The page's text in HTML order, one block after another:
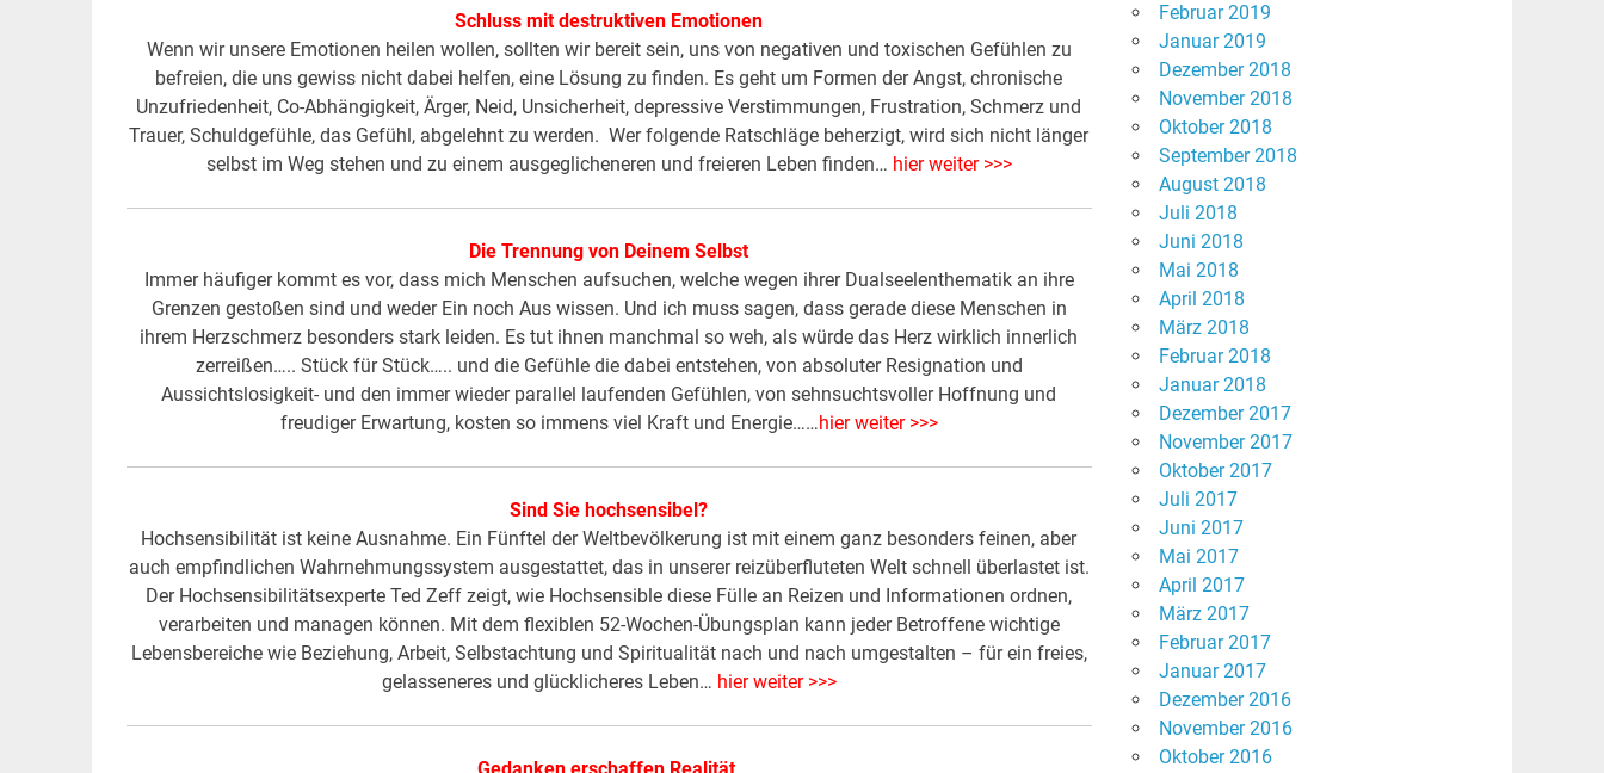
Schluss mit destruktiven Emotionen
Wenn wir unsere Emotionen heilen wollen, sollten wir bereit sein, uns von negativen und toxischen Gefühlen zu
befreien, die uns gewiss nicht dabei helfen, eine Lösung zu finden. Es geht um Formen der Angst, chronische
Unzufriedenheit, Co-Abhängigkeit, Ärger, Neid, Unsicherheit, depressive Verstimmungen, Frustration, Schmerz und
Trauer, Schuldgefühle, das Gefühl, abgelehnt zu werden. Wer folgende Ratschläge beherzigt, wird sich nicht länger
selbst im Weg stehen und zu einem ausgeglicheneren und freieren Leben finden… hier weiter >>>
Die Trennung von Deinem Selbst
Immer häufiger kommt es vor, dass mich Menschen aufsuchen, welche wegen ihrer Dualseelenthematik an ihre
Grenzen gestoßen sind und weder Ein noch Aus wissen. Und ich muss sagen, dass gerade diese Menschen in
ihrem Herzschmerz besonders stark leiden. Es tut ihnen manchmal so weh, als würde das Herz wirklich innerlich
zerreißen….. Stück für Stück….. und die Gefühle die dabei entstehen, von absoluter Resignation und
Aussichtslosigkeit- und den immer wieder parallel laufenden Gefühlen, von sehnsuchtsvoller Hoffnung und
freudiger Erwartung, kosten so immens viel Kraft und Energie……hier weiter >>>
Sind Sie hochsensibel?
Hochsensibilität ist keine Ausnahme.­ Ein Fünftel der Weltbevölkerung ist mit einem ganz besonders feinen, aber
auch empfindlichen Wahrnehmungssystem ausgestattet, das in unserer reizüberfluteten Welt schnell überlastet ist.
Der Hochsensibilitätsexperte Ted Zeff zeigt, wie Hochsensible diese Fülle an Reizen und Informationen ordnen,
verarbeiten und managen können. Mit dem flexiblen 52-Wochen-Übungsplan kann jeder Betroffene wichtige
Lebensbereiche wie Beziehung, Arbeit, Selbstachtung und Spiritualität nach und nach umgestalten – für ein freies,
gelasseneres und glücklicheres Leben… hier weiter >>>
Februar 2019
Januar 2019
Dezember 2018
November 2018
Oktober 2018
September 2018
August 2018
Juli 2018
Juni 2018
Mai 2018
April 2018
März 2018
Februar 2018
Januar 2018
Dezember 2017
November 2017
Oktober 2017
Juli 2017
Juni 2017
Mai 2017
April 2017
März 2017
Februar 2017
Januar 2017
Dezember 2016
November 2016
Oktober 2016